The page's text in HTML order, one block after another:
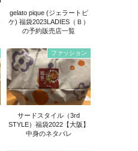
gelato pique (ジェラートピ
ケ) 福袋2023LADIES（Ｂ）
の予約販売店一覧
ファッション
サードスタイル（3rd
STYLE）福袋2022【大阪】
中身のネタバレ